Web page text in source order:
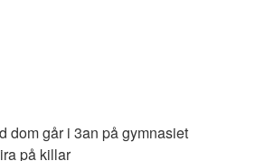
dom går i 3an på gymnasiet
på killar